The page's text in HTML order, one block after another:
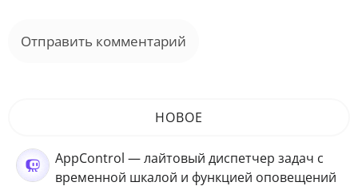
НОВОЕ
AppControl — лайтовый диспетчер задач с
временной шкалой и функцией оповещений